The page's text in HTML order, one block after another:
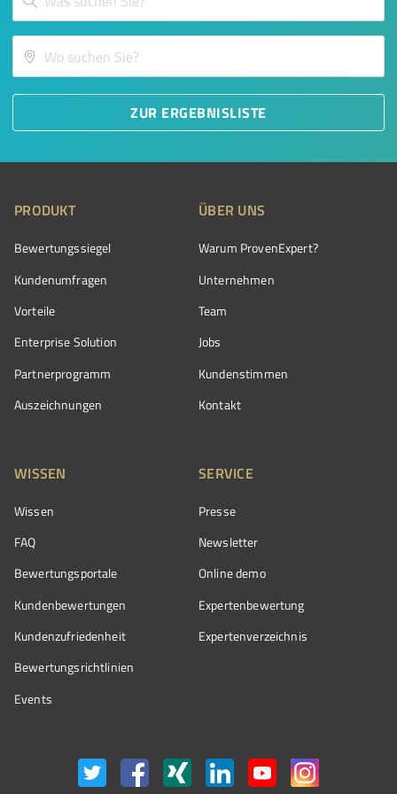
ZUR ERGEBNISLISTE
PRODUKT
Bewertungssiegel
Kundenumfragen
Vorteile
Enterprise Solution
Partnerprogramm
Auszeichnungen
ÜBER UNS
Warum ProvenExpert?
Unternehmen
Team
Jobs
Kundenstimmen
Kontakt
WISSEN
Wissen
FAQ
Bewertungsportale
Kundenbewertungen
Kundenzufriedenheit
Bewertungs­richtlinien
Events
SERVICE
Presse
Newsletter
Online demo
Expertenbewertung
Expertenverzeichnis